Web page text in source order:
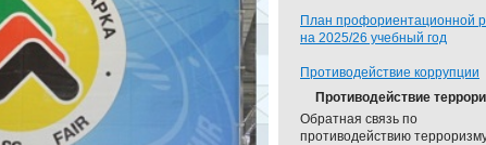
План профориентационной
на 2025/26 учебный год
Противодействие коррупции
Противодействие
Обратная связь по
противодействию